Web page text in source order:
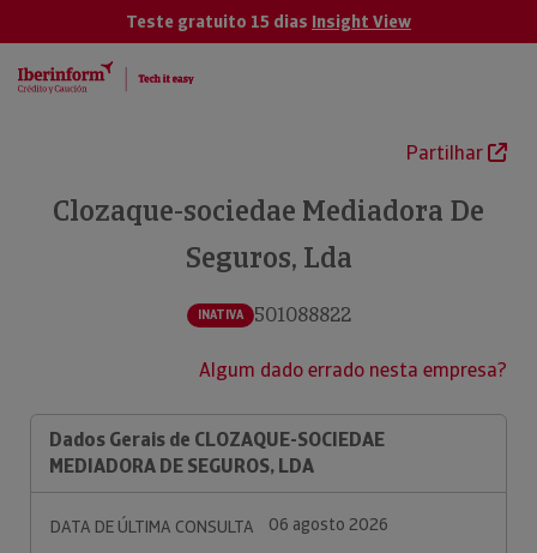
Teste gratuito 15 dias Insight View
Partilhar
Clozaque-sociedae Mediadora De
Seguros, Lda
INATIVA 501088822
Algum dado errado nesta empresa?
Dados Gerais de CLOZAQUE-SOCIEDAE
MEDIADORA DE SEGUROS, LDA
DATA DE ÚLTIMA CONSULTA
06 agosto 2026